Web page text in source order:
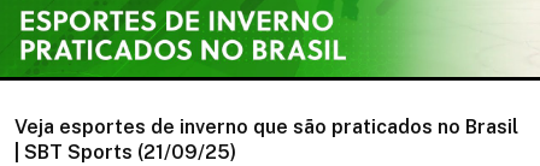
Veja esportes de inverno que são praticados no Brasil
| SBT Sports (21/09/25)